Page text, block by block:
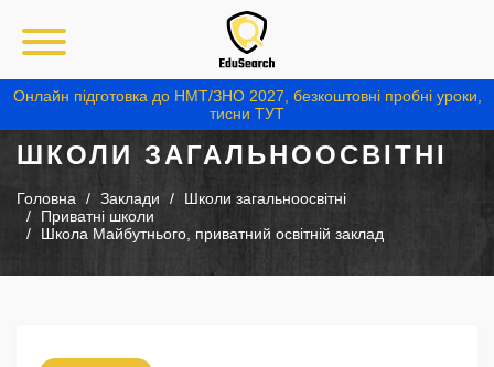
Онлайн підготовка до НМТ/ЗНО 2027, безкоштовні пробні уроки,
тисни ТУТ
ШКОЛИ ЗАГАЛЬНООСВІТНІ
Головна Заклади
Школи загальноосвітні
Приватні школи
Школа Майбутнього, приватний освітній заклад